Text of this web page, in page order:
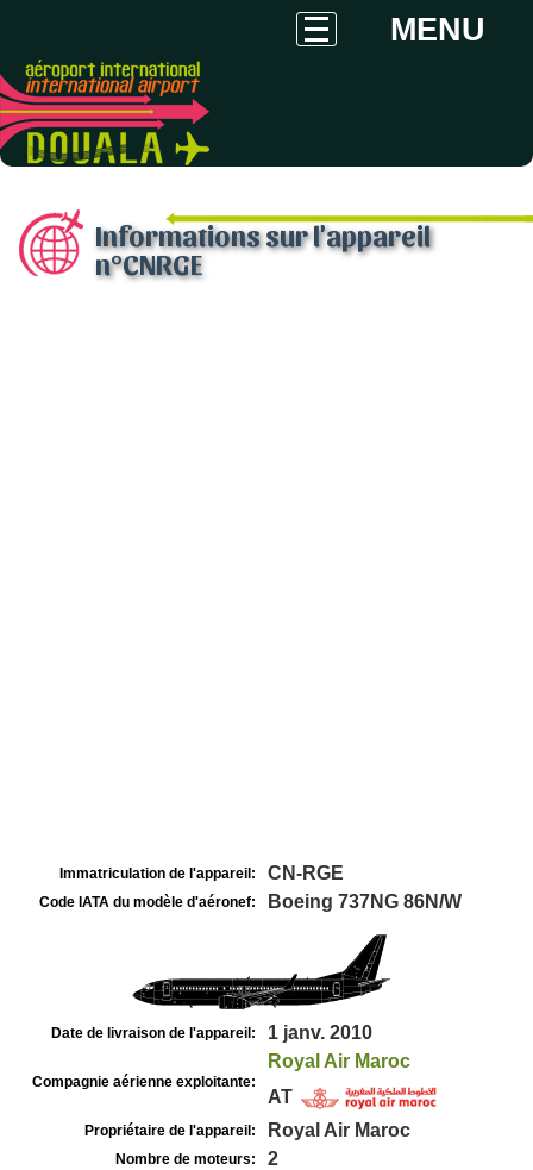
MENU
Informations sur l'appareil
n°CNRGE
Immatriculation de l'appareil: CN-RGE
Code IATA du modèle d'aéronef: Boeing 737NG 86N/W
Date de livraison de l'appareil: 1 janv. 2010
Compagnie aérienne exploitante:
Royal Air Maroc
AT
Propriétaire de l'appareil: Royal Air Maroc
Nombre de moteurs: 2